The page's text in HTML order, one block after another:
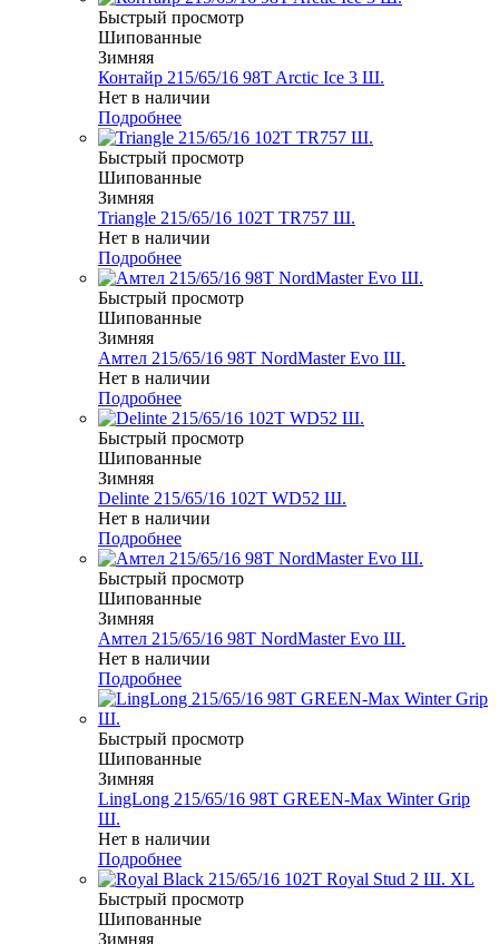
Быстрый просмотр
Шипованные
Зимняя
Контайр 215/65/16 98T Arctic Ice 3 Ш.
Нет в наличии
Подробнее
Быстрый просмотр
Шипованные
Зимняя
Triangle 215/65/16 102T TR757 Ш.
Нет в наличии
Подробнее
Быстрый просмотр
Шипованные
Зимняя
Амтел 215/65/16 98T NordMaster Evo Ш.
Нет в наличии
Подробнее
Быстрый просмотр
Шипованные
Зимняя
Delinte 215/65/16 102T WD52 Ш.
Нет в наличии
Подробнее
Быстрый просмотр
Шипованные
Зимняя
Амтел 215/65/16 98T NordMaster Evo Ш.
Нет в наличии
Подробнее
Быстрый просмотр
Шипованные
Зимняя
LingLong 215/65/16 98T GREEN-Max Winter Grip
Ш.
Нет в наличии
Подробнее
Быстрый просмотр
Шипованные
Зимняя